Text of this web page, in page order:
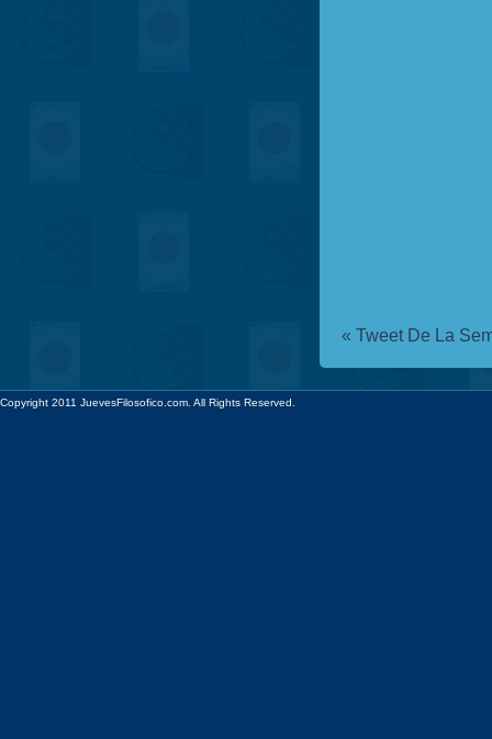
« Tweet De La
Copyright 2011 JuevesFilosofico.com. All Rights Reserved.